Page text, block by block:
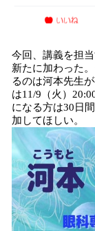
今回、講義を担
新たに加わった
るのは河本先生
は11/9（火）
になる方は30日
加してほしい。